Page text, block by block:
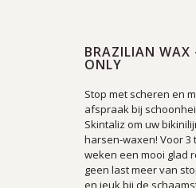
BRAZILIAN WAX
ONLY
Stop met scheren en
afspraak bij
Skintaliz om uw
harsen-waxen! Voor 3
weken een mooi glad
geen last meer van
en jeuk bij de